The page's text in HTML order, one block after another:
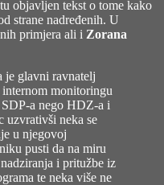
nam
Šprajca!
objavljen tekst o tome kako
strane nadređenih. U
primjera ali i Zorana
je glavni ravnatelj
monitoringu
a nego HDZ-a i
uzvrativši neka se
u njegovoj
pusti da na miru
i pritužbe iz
te neka više ne